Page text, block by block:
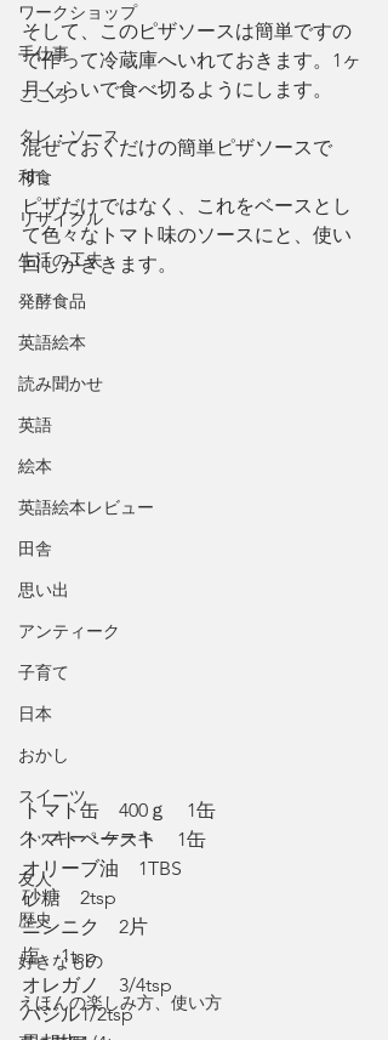
ワークショップ
手仕事
こころ
タレ・ソース
和食
リサイクル
生活の工夫
発酵食品
英語絵本
読み聞かせ
英語
絵本
英語絵本レビュー
田舎
思い出
アンティーク
子育て
日本
おかし
スイーツ
クッキー・ケーキ
友人
歴史
好きなもの
えほんの楽しみ方、使い方
そして、このピザソースは簡単ですの
で作って冷蔵庫へいれておきます。1ヶ
月くらいで食べ切るようにします。
混ぜておくだけの簡単ピザソースで
す。
ピザだけではなく、これをベースとし
て色々なトマト味のソースにと、使い
回しがききます。
トマト缶　400ｇ　1缶
トマトペースト　1缶
オリーブ油　1TBS
砂糖　2tsp
ニンニク　2片
塩　1tsp
オレガノ　3/4tsp
バジル1/2tsp